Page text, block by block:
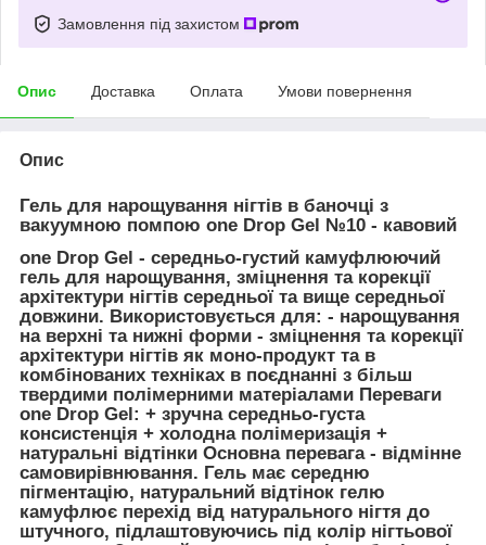
Замовлення під захистом
Опис Доставка Оплата Умови повернення
Опис
Гель для нарощування нігтів в баночці з
вакуумною помпою one Drop Gel №10 - кавовий
one Drop Gel - середньо-густий камуфлюючий
гель для нарощування, зміцнення та корекції
архітектури нігтів середньої та вище середньої
довжини. Використовується для: - нарощування
на верхні та нижні форми - зміцнення та корекції
архітектури нігтів як моно-продукт та в
комбінованих техніках в поєднанні з більш
твердими полімерними матеріалами Переваги
one Drop Gel: + зручна середньо-густа
консистенція + холодна полімеризація +
натуральні відтінки Основна перевага - відмінне
самовирівнювання. Гель має середню
пігментацію, натуральний відтінок гелю
камуфлює перехід від натурального нігтя до
штучного, підлаштовуючись під колір нігтьової